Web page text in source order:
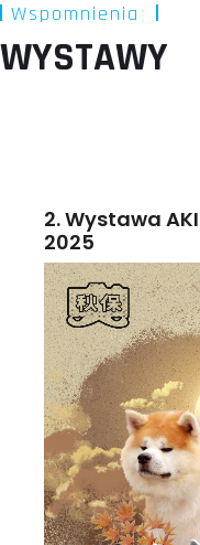
Wspomnienia
WYSTAWY
2. Wystawa
2025